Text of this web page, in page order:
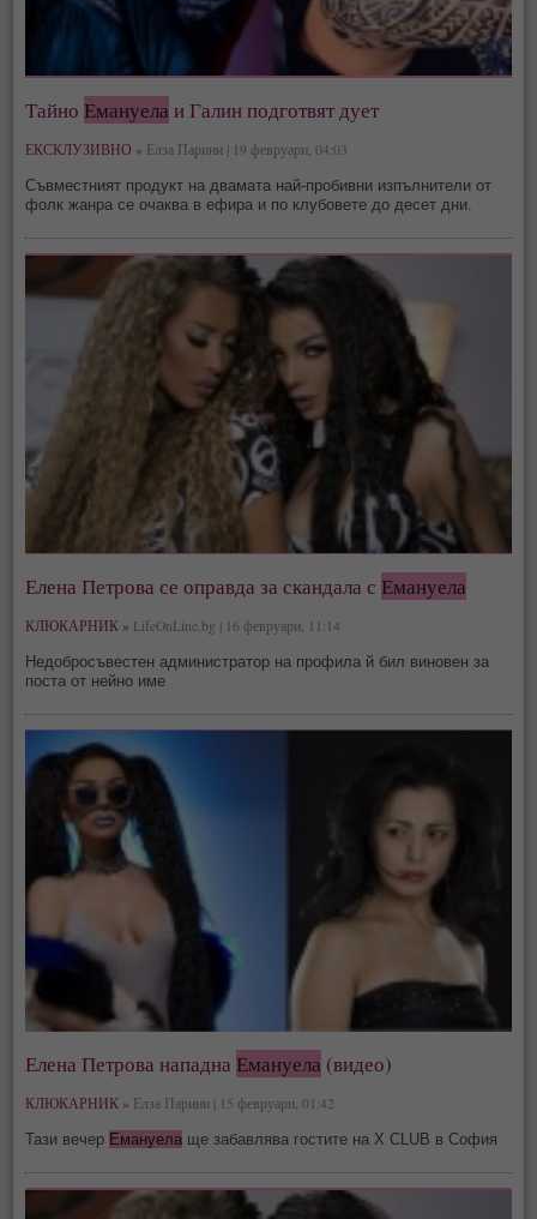
Тайно Емануела и Галин подготвят дует
ЕКСКЛУЗИВНО » Елза Парини | 19 февруари, 04:03
Съвместният продукт на двамата най-пробивни изпълнители от
фолк жанра се очаква в ефира и по клубовете до десет дни.
Елена Петрова се оправда за скандала с Емануела
КЛЮКАРНИК » LifeOnLine.bg | 16 февруари, 11:14
Недобросъвестен администратор на профила й бил виновен за
поста от нейно име
Елена Петрова нападна Емануела (видео)
КЛЮКАРНИК » Елза Парини | 15 февруари, 01:42
Тази вечер Емануела ще забавлява гостите на X CLUB в София